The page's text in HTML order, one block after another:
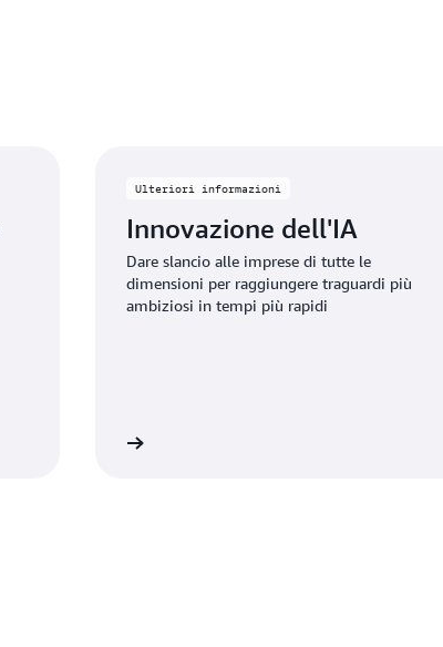
Ulteriori informazioni
Innovazione dell'IA
Dare slancio alle imprese di tutte le
dimensioni per raggiungere traguardi più
ambiziosi in tempi più rapidi